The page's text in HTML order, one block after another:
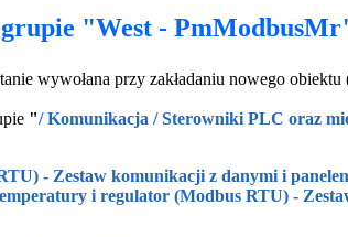
"West -
wywołana przy zakładaniu nowego
"/ Komunikacja / Sterowniki PLC oraz
- Zestaw komunikacji z danymi i
i regulator (Modbus RTU) -